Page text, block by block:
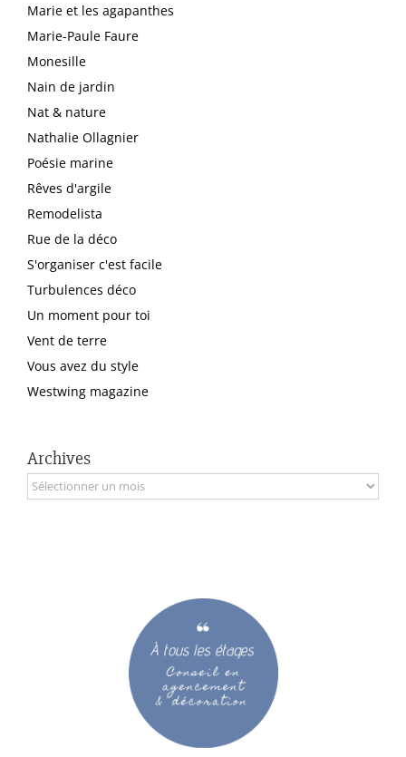
Marie et les agapanthes
Marie-Paule Faure
Monesille
Nain de jardin
Nat & nature
Nathalie Ollagnier
Poésie marine
Rêves d'argile
Remodelista
Rue de la déco
S'organiser c'est facile
Turbulences déco
Un moment pour toi
Vent de terre
Vous avez du style
Westwing magazine
Archives
Archives